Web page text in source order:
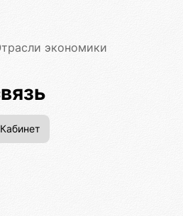
экономики
Кабинет